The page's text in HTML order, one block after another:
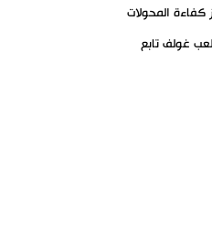
كفاءة المحولات
غولف تابع